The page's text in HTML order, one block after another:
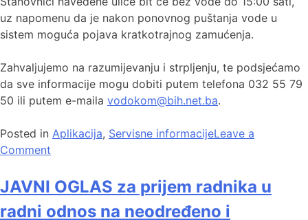
uz napomenu da je nakon ponovnog puštanja vode u
sistem moguća pojava kratkotrajnog zamućenja.
Zahvaljujemo na razumijevanju i strpljenju, te podsjećamo
da sve informacije mogu dobiti putem telefona 032 55 79
50 ili putem e-maila vodokom@bih.net.ba.
Posted in Aplikacija, Servisne informacijeLeave a
Comment
JAVNI OGLAS za prijem radnika u
radni odnos na neodređeno i